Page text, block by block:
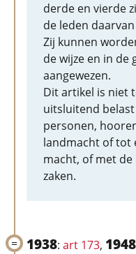
derde en vierde
de leden
Zij kunnen
de wijze en in de
aangewezen.
Dit artikel is niet
uitsluitend
personen,
landmacht of tot
macht, of met
zaken.
1938: art 173, 1948